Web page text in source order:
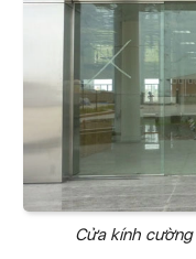
Cửa kính